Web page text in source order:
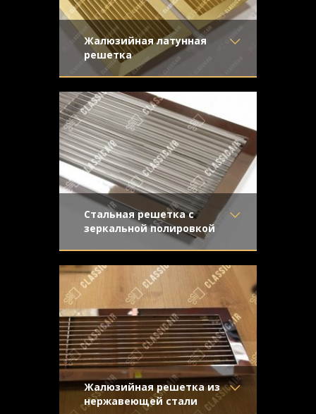
Жалюзийная латунная
решетка
Материал- Латунь
Отделка- Шлифованная
латунь
Узор-
Конструкция- Жалюзи
производстве и обработке, что
превращает ее не только в изысканный
Стальная решетка с
зеркальной полировкой
Материал- Нержавеющая
сталь
Отделка
- Полированная
нержавейка
Узор-
Конструкция- Жалюзи
производстве, но обладает
неповторимым внешним видом.
Зеркальная
Жалюзийная решетка из
нержавеющей стали